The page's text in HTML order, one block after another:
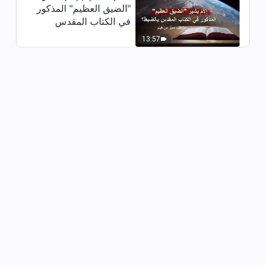
19:20
اقتباس 138
13:57
"الضيق العظيم" المذكور
في الكتاب المقدس
من فيلم)